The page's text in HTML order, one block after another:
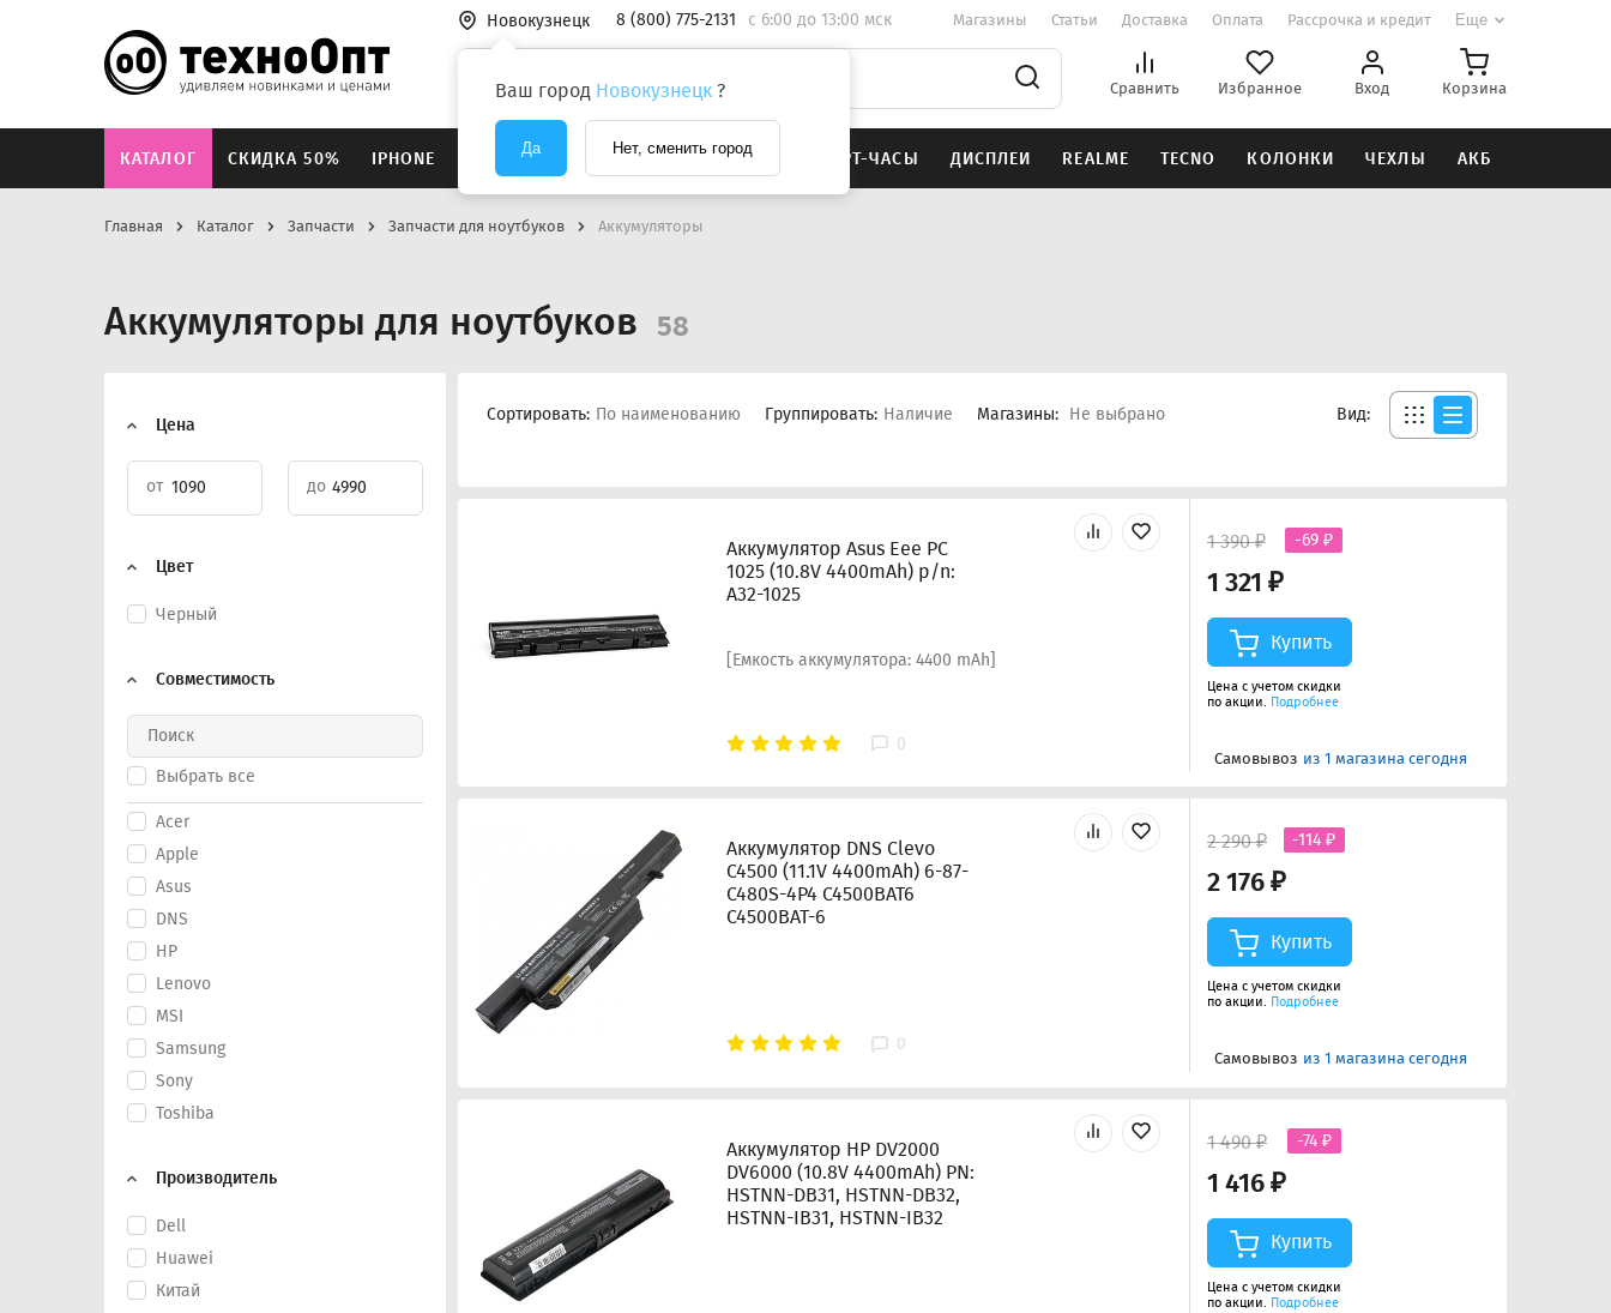
Новокузнецк
Ваш город Новокузнецк ?
Да Нет, сменить город
8 (800) 775-2131 c 6:00 до 13:00 мск Магазины Статьи Доставка Оплата Рассрочка и кредит Еще
Сравнить Избранное Вход Корзина
КАТАЛОГ СКИДКА 50% IPHONE XIAOMI SAMSUNG НАУШНИКИ СМАРТ-ЧАСЫ ДИСПЛЕИ REALME TECNO КОЛОНКИ ЧЕХЛЫ АКБ
Главная Каталог Запчасти Запчасти для ноутбуков Аккумуляторы
Аккумуляторы для ноутбуков 58
Цена
от до
Цвет
Черный
Совместимость
Выбрать все
Acer
Apple
Asus
DNS
HP
Lenovo
MSI
Samsung
Sony
Toshiba
Производитель
Dell
Huawei
Китай
Сортировать: По наименованию Группировать: Наличие Магазины: Не выбрано Вид:
Аккумулятор Asus Eee PC
1025 (10.8V 4400mAh) p/n:
A32-1025
[Емкость аккумулятора: 4400 mAh]
0
1 321 ₽
1 390 ₽ -69 ₽
Купить
Цена с учетом скидки
по акции. Подробнее
Самовывоз из 1 магазина сегодня
Аккумулятор DNS Clevo
C4500 (11.1V 4400mAh) 6-87-
C480S-4P4 C4500BAT6
C4500BAT-6
0
2 176 ₽
2 290 ₽ -114 ₽
Купить
Цена с учетом скидки
по акции. Подробнее
Самовывоз из 1 магазина сегодня
Аккумулятор HP DV2000
DV6000 (10.8V 4400mAh) PN:
HSTNN-DB31, HSTNN-DB32,
HSTNN-IB31, HSTNN-IB32
1 416 ₽
1 490 ₽ -74 ₽
Купить
Цена с учетом скидки
по акции. Подробнее